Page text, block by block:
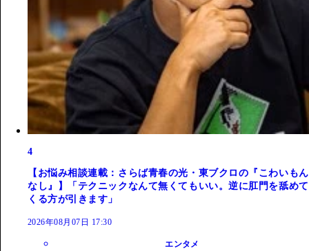
4
【お悩み相談連載：さらば青春の光・東ブクロの『こわいもん
なし』】「テクニックなんて無くてもいい。逆に肛門を舐めて
くる方が引きます」
2026年08月07日 17:30
エンタメ